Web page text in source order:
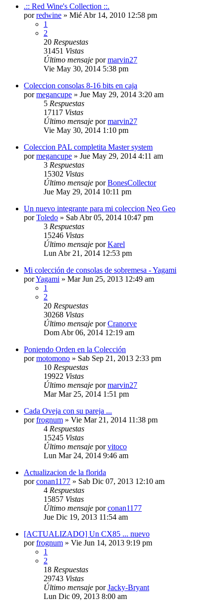
.:: Red Wine's Collection ::.
porredwine » Mié Abr 14, 2010 12:58 pm
1
2
20 Respuestas
31451 Vistas
Último mensaje pormarvin27
Vie May 30, 2014 5:38 pm
Coleccion consolas 8-16 bits en caja
pormegancupe » Jue May 29, 2014 3:20 am
5 Respuestas
17117 Vistas
Último mensaje pormarvin27
Vie May 30, 2014 1:10 pm
Coleccion PAL completita Master system
pormegancupe » Jue May 29, 2014 4:11 am
3 Respuestas
15302 Vistas
Último mensaje porBonesCollector
Jue May 29, 2014 10:11 pm
Un nuevo integrante para mi coleccion Neo Geo
porToledo » Sab Abr 05, 2014 10:47 pm
3 Respuestas
15246 Vistas
Último mensaje porKarel
Lun Abr 21, 2014 12:53 pm
Mi colección de consolas de sobremesa - Yagami
porYagami » Mar Jun 25, 2013 12:49 am
1
2
20 Respuestas
30268 Vistas
Último mensaje porCranorve
Dom Abr 06, 2014 12:19 am
Poniendo Orden en la Colección
pormotomono » Sab Sep 21, 2013 2:33 pm
10 Respuestas
19922 Vistas
Último mensaje pormarvin27
Mar Mar 25, 2014 1:51 pm
Cada Oveja con su pareja ...
porfrognum » Vie Mar 21, 2014 11:38 pm
4 Respuestas
15245 Vistas
Último mensaje porvitoco
Lun Mar 24, 2014 9:46 am
Actualizacion de la florida
porconan1177 » Sab Dic 07, 2013 12:10 am
4 Respuestas
15857 Vistas
Último mensaje porconan1177
Jue Dic 19, 2013 11:54 am
[ACTUALIZADO] Un CX85 ... nuevo
porfrognum » Vie Jun 14, 2013 9:19 pm
1
2
18 Respuestas
29743 Vistas
Último mensaje porJacky-Bryant
Lun Dic 09, 2013 8:00 am